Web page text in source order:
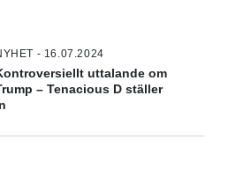
- 16.07.2024
uttalande om
– Tenacious D ställer